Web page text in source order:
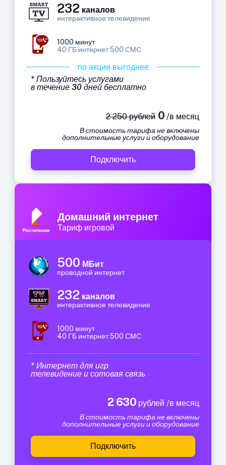
232 каналов
интерактивное телевидение
1000 минут
40 ГБ интернет 500 СМС
по акции выгоднее
* Пользуйтесь услугами
в течение 30 дней бесплатно
2 250 рублей0 /в месяц
В стоимость тарифа не включены
дополнительные услуги и оборудование
Подключить
Домашний интернет
Тариф игровой
500 МБит
проводной интернет
232 каналов
интерактивное телевидение
1000 минут
40 ГБ интернет 500 СМС
* Интернет для игр
телевидение и сотовая связь
2 630 рублей /в месяц
В стоимость тарифа не включены
дополнительные услуги и оборудование
Подключить